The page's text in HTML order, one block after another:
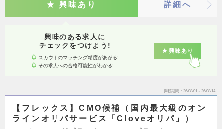
興味あり 詳細へ
興味のある求人に
チェックをつけよう!
スカウトのマッチング精度があがる!
その求人への合格可能性がわかる!
興味あり
掲載期間 26/08/01～26/08/14
【フレックス】CMO候補（国内最大級のオン
ラインオリパサービス「Cloveオリパ」）